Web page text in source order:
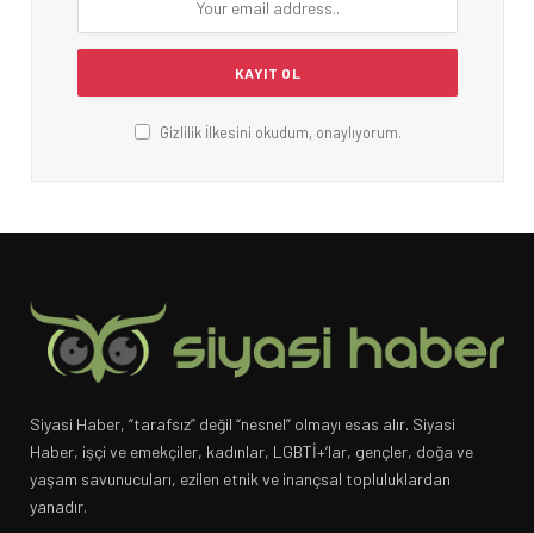
Gizlilik İlkesini okudum, onaylıyorum.
Siyasi Haber, “tarafsız” değil “nesnel” olmayı esas alır. Siyasi
Haber, işçi ve emekçiler, kadınlar, LGBTİ+’lar, gençler, doğa ve
yaşam savunucuları, ezilen etnik ve inançsal topluluklardan
yanadır.